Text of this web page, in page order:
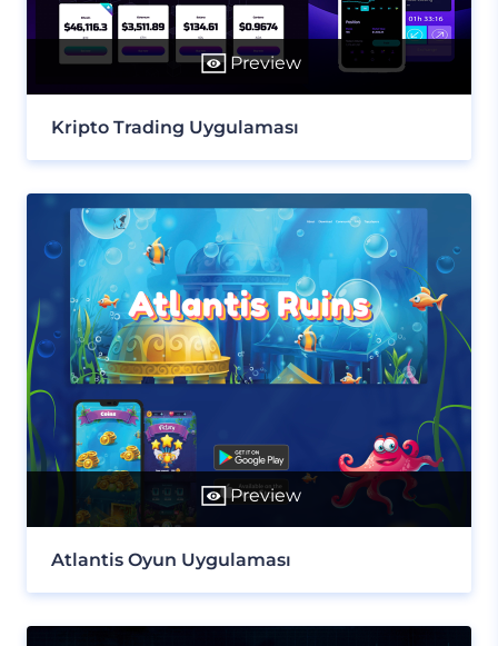
Preview
Kripto Trading Uygulaması
Preview
Atlantis Oyun Uygulaması